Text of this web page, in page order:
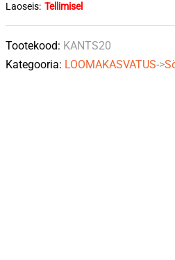
Laoseis: Tellimisel
Tootekood: KANTS20
Kategooria: LOOMAKASVATUS->